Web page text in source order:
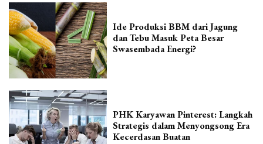
Ide Produksi BBM dari Jagung
dan Tebu Masuk Peta Besar
Swasembada Energi?
PHK Karyawan Pinterest: Langkah
Strategis dalam Menyongsong Era
Kecerdasan Buatan